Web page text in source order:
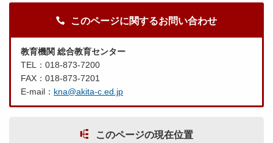
このページに関するお問い合わせ
教育機関 総合教育センター
TEL：018-873-7200
FAX：018-873-7201
E-mail： kna@akita-c.ed.jp
このページの現在位置